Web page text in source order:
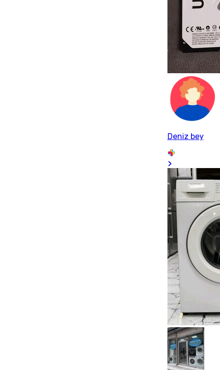
Deniz bey